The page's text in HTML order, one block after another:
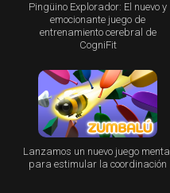
Pingüino Explorador: El nuevo y
emocionante juego de
entrenamiento cerebral de
CogniFit
Lanzamos un nuevo juego mental
para estimular la coordinación